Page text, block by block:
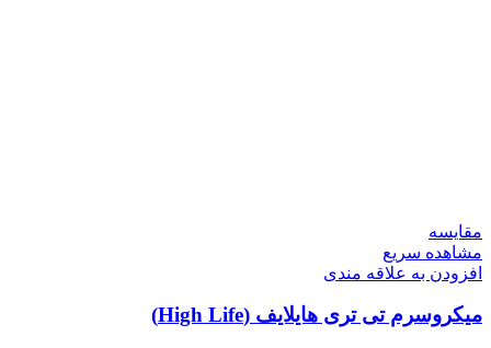
مقایسه
مشاهده سریع
افزودن به علاقه مندی
میکروسرم تی تری هایلایف (High Life)